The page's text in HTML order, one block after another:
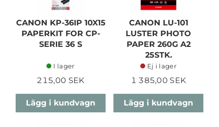
CANON KP-36IP 10X15
PAPERKIT FOR CP-
SERIE 36 S
I lager
215,00 SEK
Lägg i kundvagn
CANON LU-101
LUSTER PHOTO
PAPER 260G A2
25STK.
Ej i lager
1 385,00 SEK
Lägg i kundvagn